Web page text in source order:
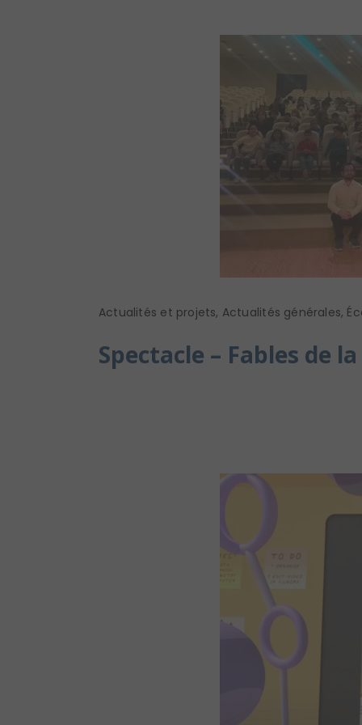
Actualités et projets, Actualités générales,
Spectacle – Fables de